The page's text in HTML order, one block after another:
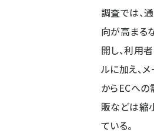
調査では、
向が高まる
開し、利用
ルに加え、
からECへの
販などは縮
ている。